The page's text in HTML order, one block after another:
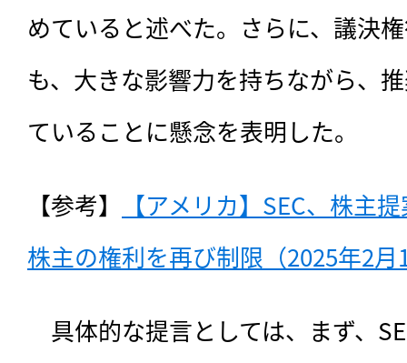
めていると述べた。さらに、議決
も、大きな影響力を持ちながら、
ていることに懸念を表明した。
【参考】
【アメリカ】SEC、株主
株主の権利を再び制限（2025年2月
具体的な提言としては、まず、